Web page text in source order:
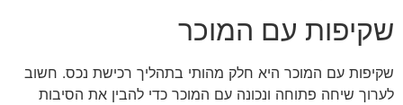
שקיפות עם המוכר
שקיפות עם המוכר היא חלק מהותי בתהליך רכישת נכס. חשוב
לערוך שיחה פתוחה ונכונה עם המוכר כדי להבין את הסיבות